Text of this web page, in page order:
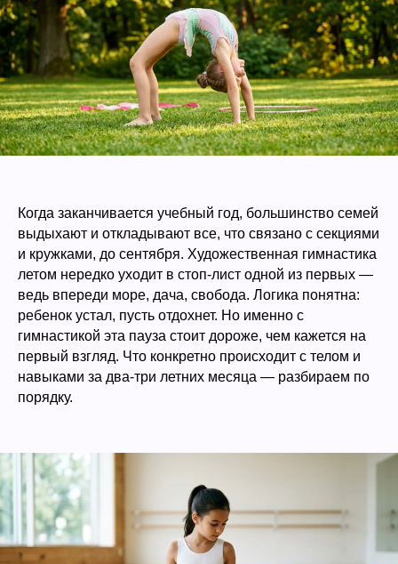
Когда заканчивается учебный год, большинство семей
выдыхают и откладывают все, что связано с секциями
и кружками, до сентября. Художественная гимнастика
летом нередко уходит в стоп-лист одной из первых —
ведь впереди море, дача, свобода. Логика понятна:
ребенок устал, пусть отдохнет. Но именно с
гимнастикой эта пауза стоит дороже, чем кажется на
первый взгляд. Что конкретно происходит с телом и
навыками за два-три летних месяца — разбираем по
порядку.